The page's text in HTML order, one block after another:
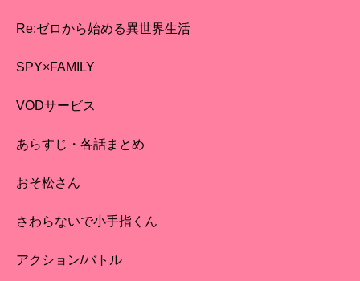
Re:ゼロから始める異世界生活
SPY×FAMILY
VODサービス
あらすじ・各話まとめ
おそ松さん
さわらないで小手指くん
アクション/バトル